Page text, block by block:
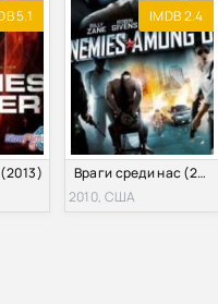
Размер: 27.98 GB
|
Размер: 3.63 GB
|
Размер: 5.85 GB
5.1 IMDB 2.4
Враги среди нас (2010)
2010, США